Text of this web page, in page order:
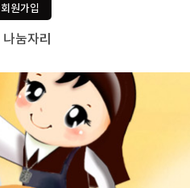
회원가입
나눔자리